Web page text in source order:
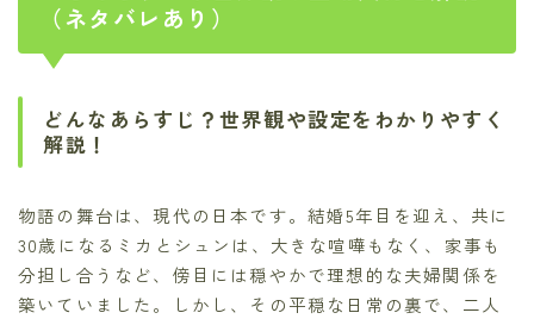
（ネタバレあり）
どんなあらすじ？世界観や設定をわかりやすく
解説！
物語の舞台は、現代の日本です。結婚5年目を迎え、共に
30歳になるミカとシュンは、大きな喧嘩もなく、家事も
分担し合うなど、傍目には穏やかで理想的な夫婦関係を
築いていました。しかし、その平穏な日常の裏で、二人